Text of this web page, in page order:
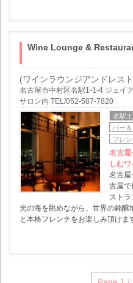
Wine Lounge &
(ワインラウンジアンドレス
名古屋市中村区名駅1-1-4 ジェイ
サロン内 TEL/052-587-7820
名駅
バー
フレ
名古
しむ
名古屋
古屋で
ストラ
光の海を眺めながら、世界の銘
と本格フレンチをお楽しみ頂けま